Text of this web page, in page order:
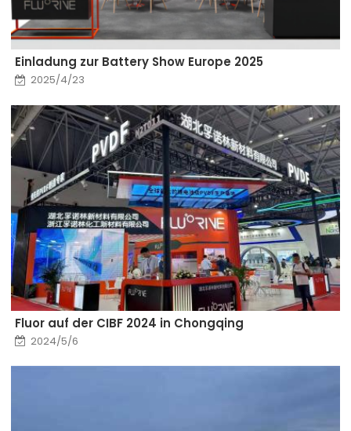
Einladung zur Battery Show Europe 2025
2025/4/23
Fluor auf der CIBF 2024 in Chongqing
2024/5/6